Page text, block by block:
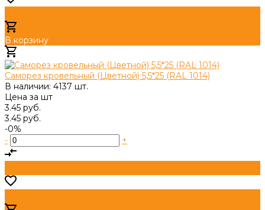
В корзину
Саморез кровельный (Цветной) 5,5*25 (RAL 1014)
В наличии: 4137 шт.
Цена за шт
3.45 руб.
3.45 руб.
-0%
-
+